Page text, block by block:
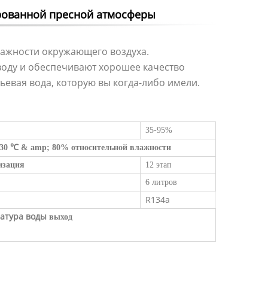
пресной атмосферы
окружающего воздуха.
и обеспечивают хорошее качество
вода, которую вы когда-либо имели.
35-95%
℃ & amp; 80% относительной влажности
12 этап
6 литров
R134a
воды выход